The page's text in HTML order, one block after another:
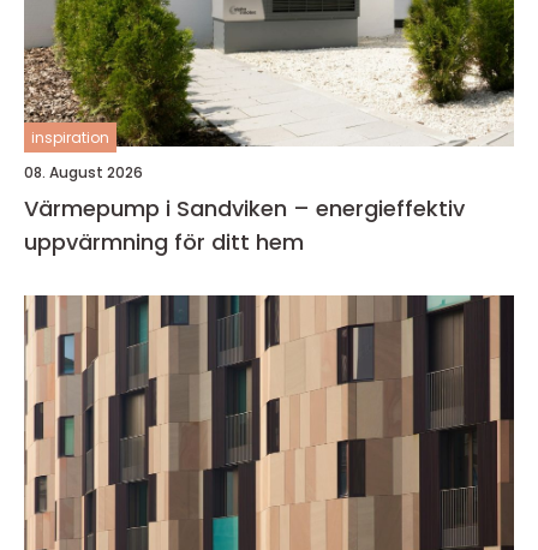
inspiration
08. August 2026
Värmepump i Sandviken – energieffektiv
uppvärmning för ditt hem